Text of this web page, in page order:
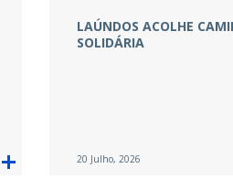
LAÚNDOS ACOLHE
SOLIDÁRIA
20 Julho, 2026